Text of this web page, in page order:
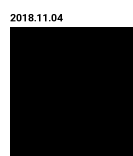
2018.11.04